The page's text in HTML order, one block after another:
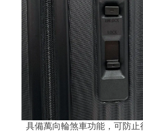
具備萬向輪煞車功能，可防止